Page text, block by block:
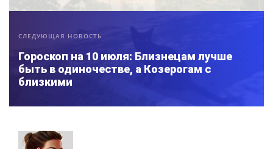
СЛЕДУЮЩАЯ НОВОСТЬ
Гороскоп на 10 июля: Близнецам лучше
быть в одиночестве, а Козерогам с
близкими